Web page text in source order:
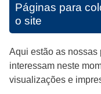
Páginas para
o site
Aqui estão as
interessam neste
visualizações e